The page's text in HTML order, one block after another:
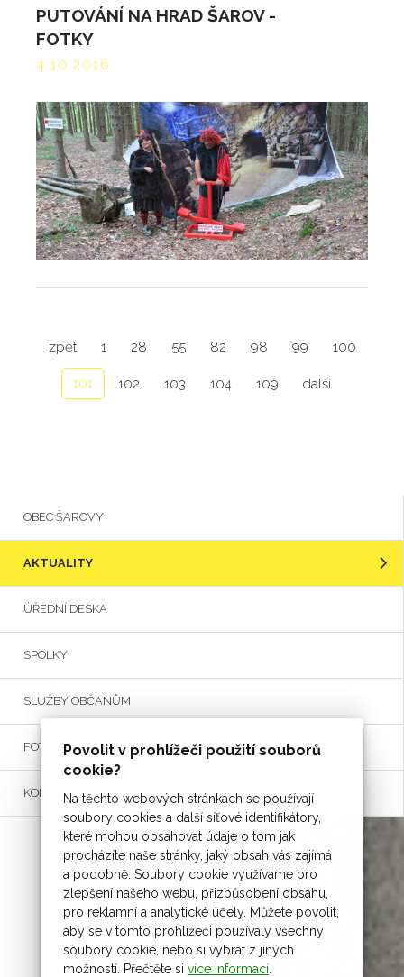
Povolit v prohlížeči použití souborů
cookie?
Na těchto webových stránkách se používají
soubory cookies a další síťové identifikátory,
které mohou obsahovat údaje o tom jak
procházíte naše stránky, jaký obsah vás zajímá
a podobně. Soubory cookie využíváme pro
zlepšení našeho webu, přizpůsobení obsahu,
pro reklamní a analytické účely. Můžete povolit,
aby se v tomto prohlížeči používaly všechny
soubory cookie, nebo si vybrat z jiných
možností. Přečtěte si více informací.
PUTOVÁNÍ NA HRAD ŠAROV -
FOTKY
4.10.2016
zpět 1 28 55 82 98 99 100
101 102 103 104 109 další
OBEC ŠAROVY
AKTUALITY
ÚŘEDNÍ DESKA
SPOLKY
SLUŽBY OBČANŮM
FOTO
KONTAKT